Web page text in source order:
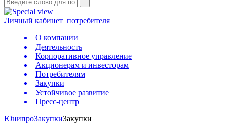
Личный кабинет потребителя
О компании
Деятельность
Корпоративное управление
Акционерам и инвесторам
Потребителям
Закупки
Устойчивое развитие
Пресс-центр
ЮнипроЗакупкиЗакупки